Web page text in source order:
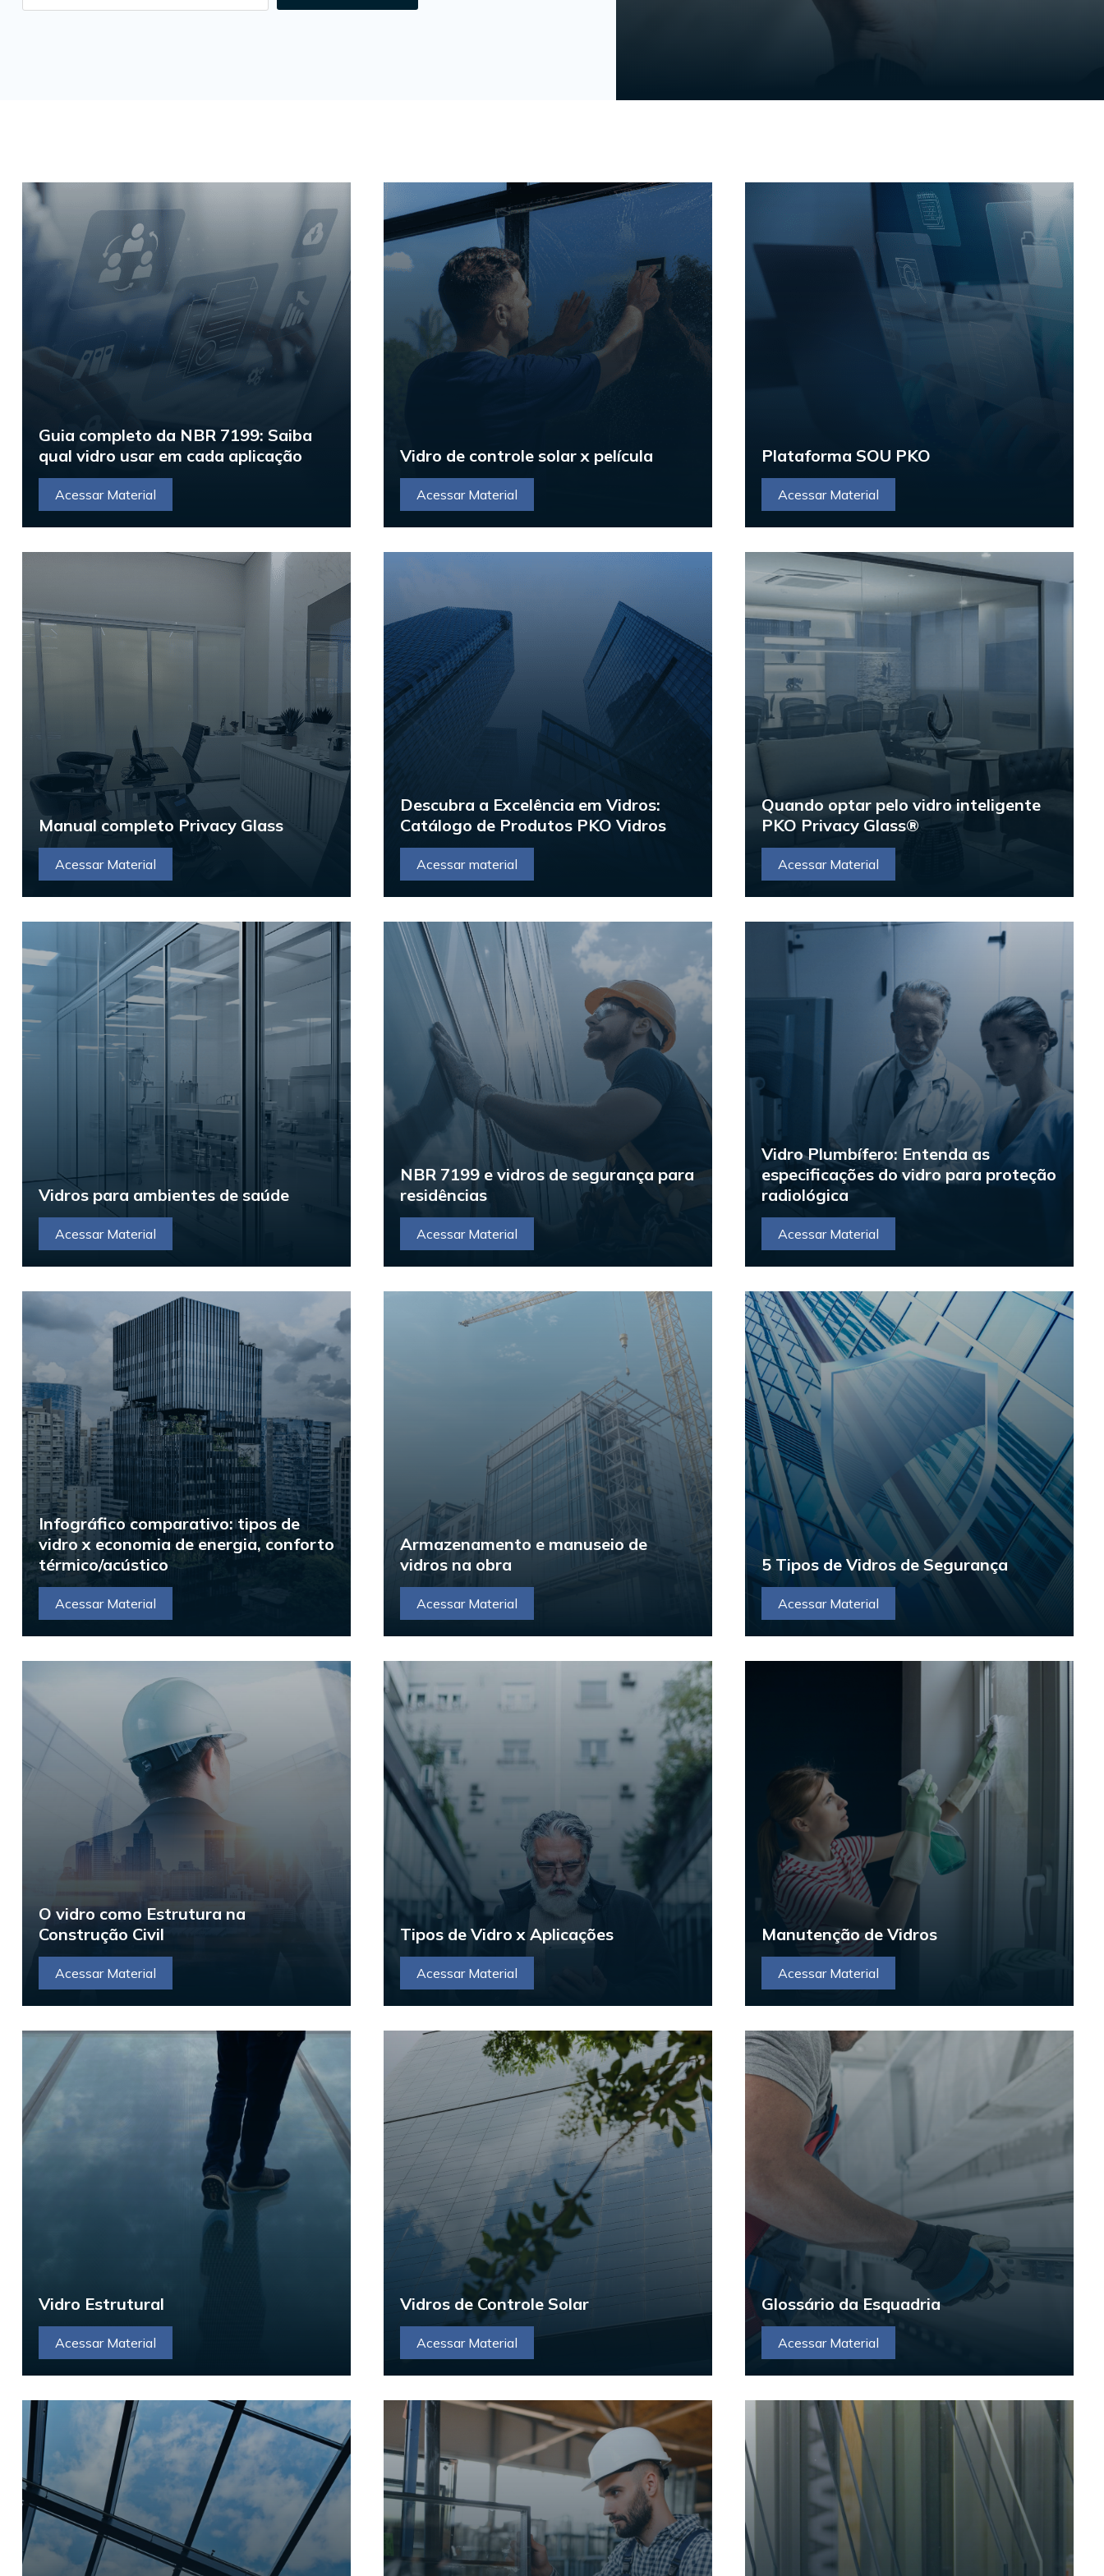
Guia completo da NBR 7199: Saiba
qual vidro usar em cada aplicação
Acessar Material
Vidro de controle solar x película
Acessar Material
Plataforma SOU PKO
Acessar Material
Manual completo Privacy Glass
Acessar Material
Descubra a Excelência em Vidros:
Catálogo de Produtos PKO Vidros
Acessar material
Quando optar pelo vidro inteligente
PKO Privacy Glass®
Acessar Material
Vidros para ambientes de saúde
Acessar Material
NBR 7199 e vidros de segurança para
residências
Acessar Material
Vidro Plumbífero: Entenda as
especificações do vidro para proteção
radiológica
Acessar Material
Infográfico comparativo: tipos de
vidro x economia de energia, conforto
térmico/acústico
Acessar Material
Armazenamento e manuseio de
vidros na obra
Acessar Material
5 Tipos de Vidros de Segurança
Acessar Material
O vidro como Estrutura na
Construção Civil
Acessar Material
Tipos de Vidro x Aplicações
Acessar Material
Manutenção de Vidros
Acessar Material
Vidro Estrutural
Acessar Material
Vidros de Controle Solar
Acessar Material
Glossário da Esquadria
Acessar Material